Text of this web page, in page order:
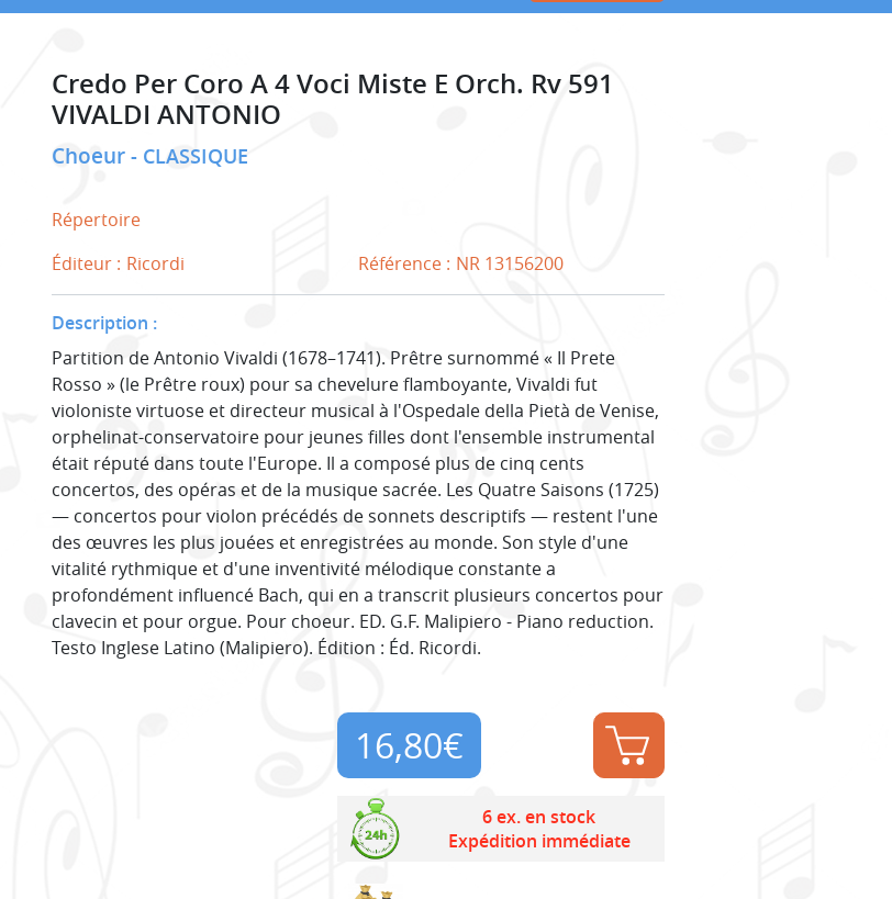
Credo Per Coro A 4 Voci Miste E Orch. Rv 591
VIVALDI ANTONIO
Choeur CLASSIQUE
Répertoire
Éditeur : Ricordi Référence : NR 13156200
Description :
Partition de Antonio Vivaldi (1678–1741). Prêtre surnommé « Il Prete
Rosso » (le Prêtre roux) pour sa chevelure flamboyante, Vivaldi fut
violoniste virtuose et directeur musical à l'Ospedale della Pietà de Venise,
orphelinat-conservatoire pour jeunes filles dont l'ensemble instrumental
était réputé dans toute l'Europe. Il a composé plus de cinq cents
concertos, des opéras et de la musique sacrée. Les Quatre Saisons (1725)
— concertos pour violon précédés de sonnets descriptifs — restent l'une
des œuvres les plus jouées et enregistrées au monde. Son style d'une
vitalité rythmique et d'une inventivité mélodique constante a
profondément influencé Bach, qui en a transcrit plusieurs concertos pour
clavecin et pour orgue. Pour choeur. ED. G.F. Malipiero - Piano reduction.
Testo Inglese Latino (Malipiero). Édition : Éd. Ricordi.
16,80€
6 ex. en stock
Expédition immédiate